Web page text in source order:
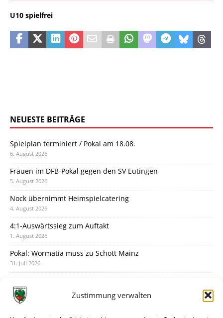
Zustimmung verwalten
U10 spielfrei
NEUESTE BEITRÄGE
Spielplan terminiert / Pokal am 18.08.
6. August 2026
Frauen im DFB-Pokal gegen den SV Eutingen
5. August 2026
Nock übernimmt Heimspielcatering
4. August 2026
4:1-Auswärtssieg zum Auftakt
1. August 2026
Pokal: Wormatia muss zu Schott Mainz
31. Juli 2026
30. Juli 2026